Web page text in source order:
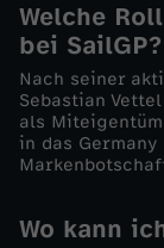
Welche
bei SailGP?
Nach seiner
Sebastian
als
in das Germany
Wo kann